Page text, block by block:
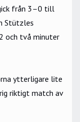
från 3–0 till
Stützles
och två minuter
ytterligare lite
riktigt match av